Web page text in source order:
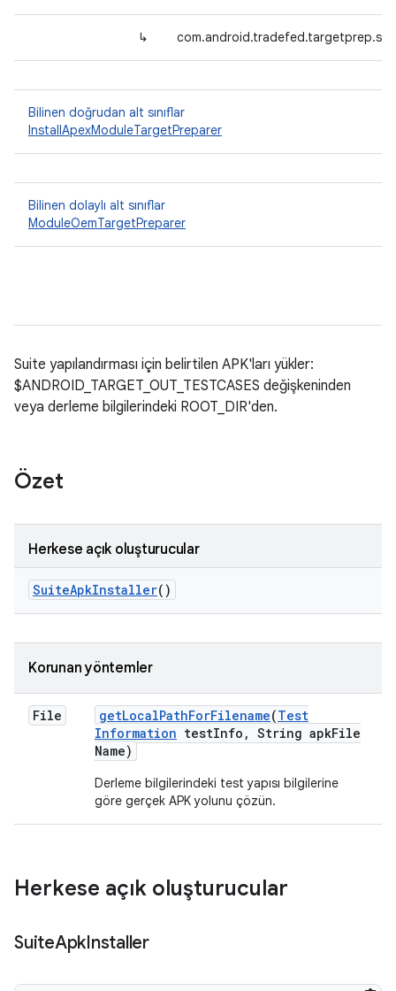
↳
Bilinen doğrudan alt sınıflar
InstallApexModuleTargetPreparer
Bilinen dolaylı alt sınıflar
ModuleOemTargetPreparer
Suite yapılandırması için belirtilen APK'ları yükler:
$ANDROID_TARGET_OUT_TESTCASES değişkeninden
veya derleme bilgilerindeki ROOT_DIR'den.
Özet
Herkese açık oluşturucular
SuiteApkInstaller()
Korunan yöntemler
File getLocalPathForFilename(Test
Information testInfo , String apkFile
Name)
Derleme bilgilerindeki test yapısı bilgilerine
göre gerçek APK yolunu çözün.
Herkese açık oluşturucular
SuiteApkInstaller